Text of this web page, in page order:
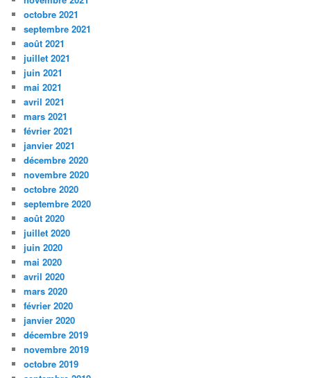
octobre 2021
septembre 2021
août 2021
juillet 2021
juin 2021
mai 2021
avril 2021
mars 2021
février 2021
janvier 2021
décembre 2020
novembre 2020
octobre 2020
septembre 2020
août 2020
juillet 2020
juin 2020
mai 2020
avril 2020
mars 2020
février 2020
janvier 2020
décembre 2019
novembre 2019
octobre 2019